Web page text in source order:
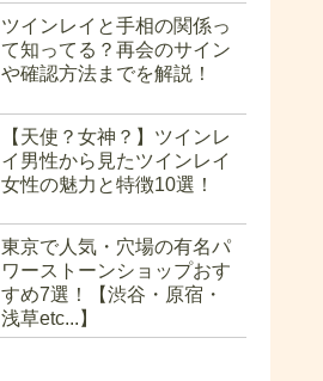
ツインレイと手相の関係っ
て知ってる？再会のサイン
や確認方法までを解説！
【天使？女神？】ツインレ
イ男性から見たツインレイ
女性の魅力と特徴10選！
東京で人気・穴場の有名パ
ワーストーンショップおす
すめ7選！【渋谷・原宿・
浅草etc...】